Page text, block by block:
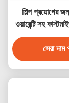
শিল্প প্রয়োগের
ওয়ারেন্টি সহ
রিফ্লেক্টর রিং
সেরা দাম